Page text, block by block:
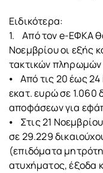
Ειδικότερα:
1. Από τον e-ΕΦΚΑ
Νοεμβρίου οι εξής
τακτικών
⦁ Από τις 20 έως
εκατ. ευρώ σε 1.060
αποφάσεων για
⦁ Στις 21
σε 29.229
(επιδόματα
ατυχήματος, έξοδα